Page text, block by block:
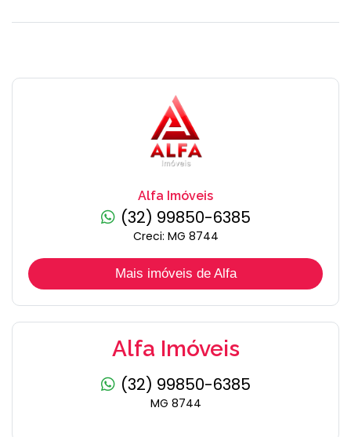
Alfa Imóveis
(32) 99850-6385
Creci: MG 8744
Mais imóveis de Alfa
Alfa Imóveis
(32) 99850-6385
MG 8744